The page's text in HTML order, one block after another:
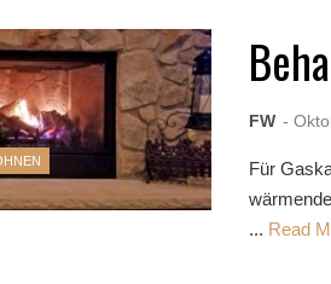
FW -
Für
... Read